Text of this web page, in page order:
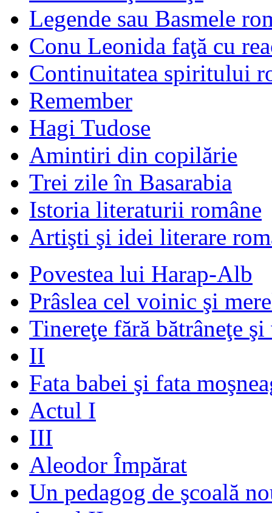
Legende sau Basmele
Conu Leonida faţă cu
Continuitatea spiritului
Remember
Hagi Tudose
Amintiri din copilărie
Trei zile în Basarabia
Istoria literaturii române
Artişti şi idei literare
Povestea lui Harap-Alb
Prâslea cel voinic şi
Tinereţe fără bătrâneţe
II
Fata babei şi fata
Actul I
III
Aleodor Împărat
Un pedagog de şcoală